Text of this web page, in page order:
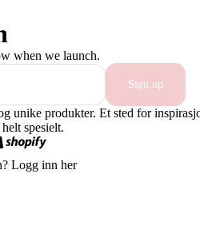
when we launch.
Sign up
produkter. Et sted for
spesielt.
Logg inn her